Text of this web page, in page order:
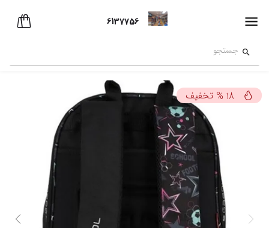
6137756
18
% تخفیف